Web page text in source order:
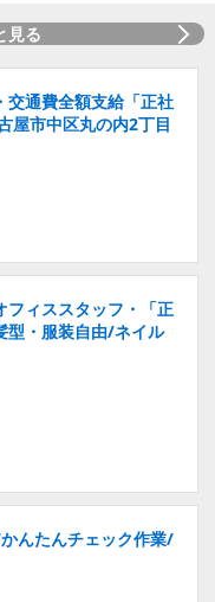
見る
交通費全額支給「正社
屋市中区丸の内2丁目
フィススタッフ・「正
型・服装自由/ネイル
んたんチェック作業/